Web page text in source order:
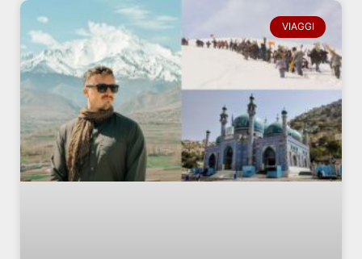
VIAGGI